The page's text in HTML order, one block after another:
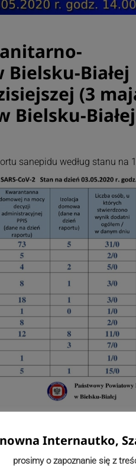
Białej
(3
Bielsku-
sanepidu według stanu na
Internautko,
prosimy o zapoznanie się z